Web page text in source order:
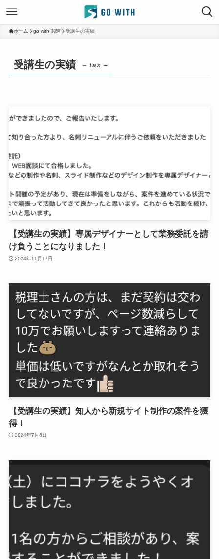
ホーム go with 関連 受講生の実績
受講生の実績 – tax –
【受講生の実績】専属デザイナーとして業務委託を請
け負うことになりました！
2024年11月17日
【受講生の実績】知人から新規サイト制作の案件を獲
得！
2024年7月6日